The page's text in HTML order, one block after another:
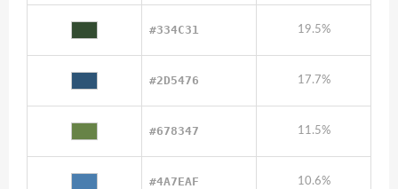
#334C31 19.5%
#2D5476 17.7%
#678347 11.5%
#4A7EAF 10.6%